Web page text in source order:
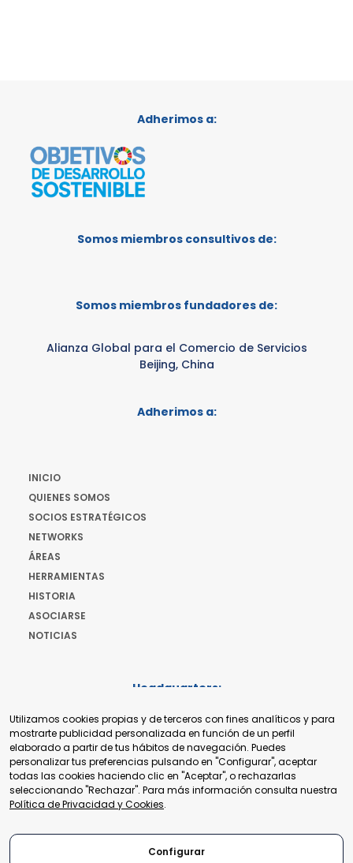
Adherimos a:
Somos miembros consultivos de:
Somos miembros fundadores de:
Alianza Global para el Comercio de Servicios
Beijing, China
Adherimos a:
INICIO
QUIENES SOMOS
SOCIOS ESTRATÉGICOS
NETWORKS
ÁREAS
HERRAMIENTAS
HISTORIA
ASOCIARSE
NOTICIAS
Headquarters:
+41 22 321 93 88
secretariat@tradepoint.org
Secretariado:
Building 16-17, Area 3, Fangxingyuan. Fengtai District 100078
Beijing, P.R. China
+86-010-87153582
Utilizamos cookies propias y de terceros con fines analíticos y para
mostrarte publicidad personalizada en función de un perfil
elaborado a partir de tus hábitos de navegación. Puedes
personalizar tus preferencias pulsando en "Configurar", aceptar
todas las cookies haciendo clic en "Aceptar", o rechazarlas
seleccionando "Rechazar". Para más información consulta nuestra
Política de Privacidad y Cookies.
Configurar